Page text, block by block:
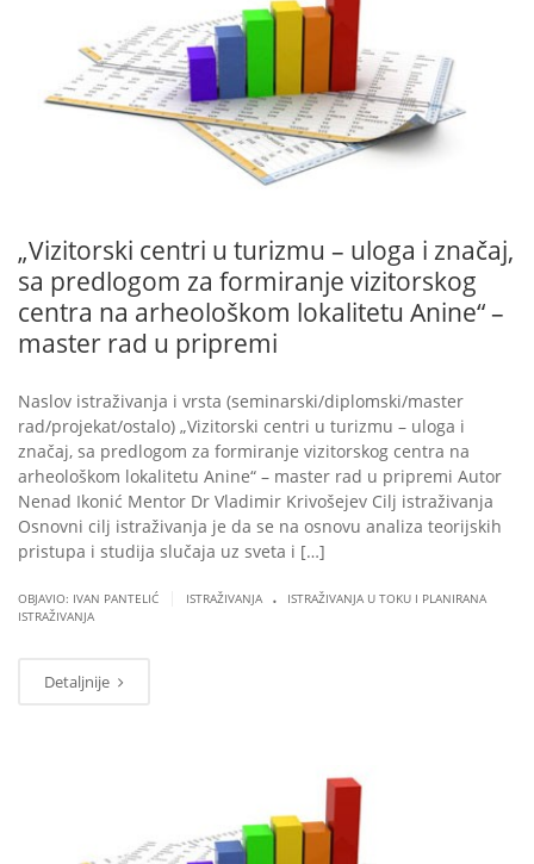
„Vizitorski centri u turizmu – uloga i značaj,
sa predlogom za formiranje vizitorskog
centra na arheološkom lokalitetu Anine“ –
master rad u pripremi
Naslov istraživanja i vrsta (seminarski/diplomski/master
rad/projekat/ostalo) „Vizitorski centri u turizmu – uloga i
značaj, sa predlogom za formiranje vizitorskog centra na
arheološkom lokalitetu Anine“ – master rad u pripremi Autor
Nenad Ikonić Mentor Dr Vladimir Krivošejev Cilj istraživanja
Osnovni cilj istraživanja je da se na osnovu analiza teorijskih
pristupa i studija slučaja uz sveta i […]
OBJAVIO: IVAN PANTELIĆ ISTRAŽIVANJA .
ISTRAŽIVANJA U TOKU I PLANIRANA
ISTRAŽIVANJA
Detaljnije